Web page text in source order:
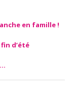
en famille !
d’été